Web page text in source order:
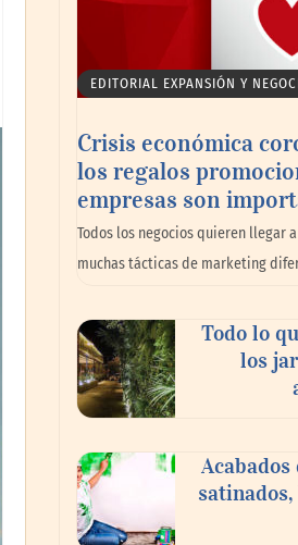
EDITORIAL EXPANSIÓN Y
Crisis económica
los regalos
empresas son
Todos los negocios quieren llegar
muchas tácticas de marketing
Todo lo
los